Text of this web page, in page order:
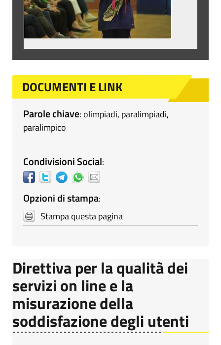
DOCUMENTI E LINK
Parole chiave: olimpiadi, paralimpiadi,
paralimpico
Condivisioni Social:
Opzioni di stampa:
Stampa questa pagina
Direttiva per la qualità dei
servizi on line e la
misurazione della
soddisfazione degli utenti